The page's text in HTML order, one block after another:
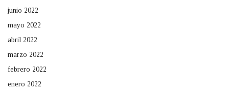
junio 2022
mayo 2022
abril 2022
marzo 2022
febrero 2022
enero 2022